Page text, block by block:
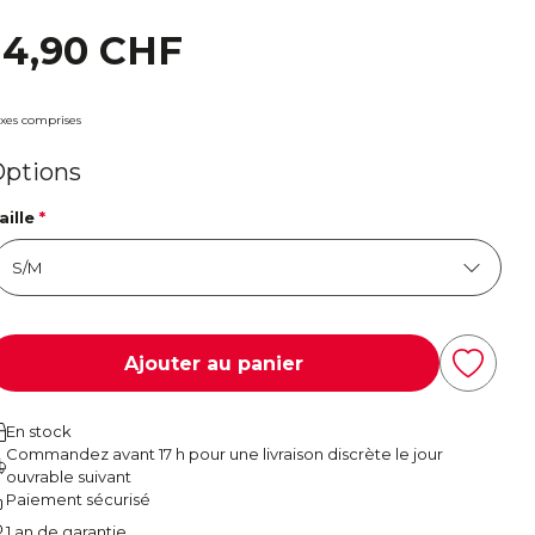
CHF
comprises
*
Ajouter au panier
En stock
Commandez avant 17 h pour une livraison discrète le jour
ouvrable suivant
Paiement sécurisé